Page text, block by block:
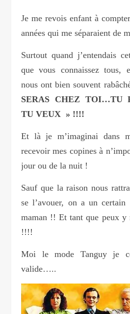
Je me revois enfant à compter sur mes doigts les
années qui me séparaient de
Surtout quand j’entendais
que vous connaissez tous,
nous ont bien souvent
SERAS CHEZ TOI…TU
TU VEUX » !!!!
Et là je m’imaginai dans
recevoir mes copines à
jour ou de la nuit !
Sauf que la raison nous
se l’avouer, on a un certain
maman !! Et tant que peux y
!!!!
Moi le mode Tanguy je
valide…..